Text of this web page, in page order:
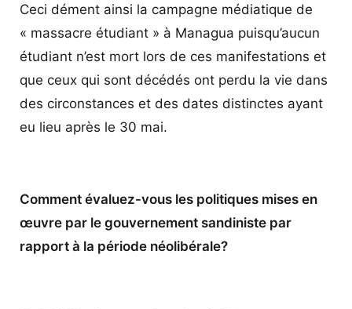
Ceci dément ainsi la campagne médiatique de
« massacre étudiant » à Managua puisqu’aucun
étudiant n’est mort lors de ces manifestations et
que ceux qui sont décédés ont perdu la vie dans
des circonstances et des dates distinctes ayant
eu lieu après le 30 mai.
Comment évaluez-vous les politiques mises en
œuvre par le gouvernement sandiniste par
rapport à la période néolibérale?